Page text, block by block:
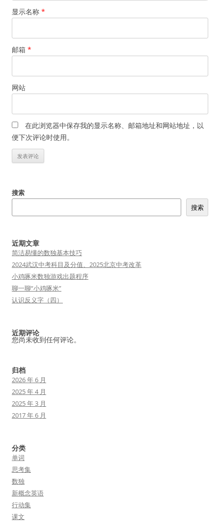
显示名称 *
邮箱 *
网站
在此浏览器中保存我的显示名称、邮箱地址和网站地址，以
便下次评论时使用。
搜索
搜索
近期文章
简洁易懂的数独基本技巧
2024武汉中考科目及分值、2025北京中考改革
小鸡啄米数独游戏出题程序
聊一聊“小鸡啄米”
认识反义字（四）
近期评论
您尚未收到任何评论。
归档
2026 年 6 月
2025 年 4 月
2025 年 3 月
2017 年 6 月
分类
单词
思考集
数独
新概念英语
行动集
课文